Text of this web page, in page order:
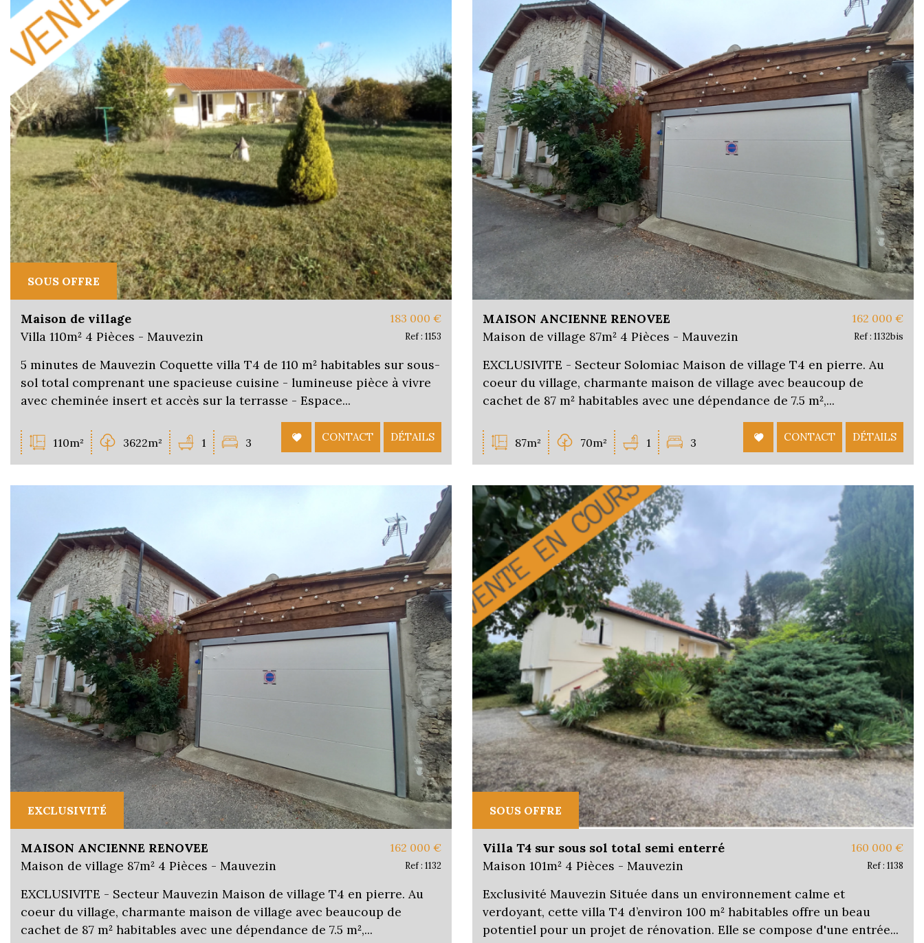
SOUS OFFRE
Maison de village
Villa 110m² 4 Pièces - Mauvezin
183 000 €
Ref : 1153
5 minutes de Mauvezin Coquette villa T4 de 110 m² habitables sur sous-
sol total comprenant une spacieuse cuisine - lumineuse pièce à vivre
avec cheminée insert et accès sur la terrasse - Espace...
110m² 3622m² 1 3 CONTACT DÉTAILS
MAISON ANCIENNE RENOVEE
Maison de village 87m² 4 Pièces - Mauvezin
162 000 €
Ref : 1132bis
EXCLUSIVITE - Secteur Solomiac Maison de village T4 en pierre. Au
coeur du village, charmante maison de village avec beaucoup de
cachet de 87 m² habitables avec une dépendance de 7.5 m²,...
87m² 70m² 1 3 CONTACT DÉTAILS
EXCLUSIVITÉ
MAISON ANCIENNE RENOVEE
Maison de village 87m² 4 Pièces - Mauvezin
162 000 €
Ref : 1132
EXCLUSIVITE - Secteur Mauvezin Maison de village T4 en pierre. Au
coeur du village, charmante maison de village avec beaucoup de
cachet de 87 m² habitables avec une dépendance de 7.5 m²,...
SOUS OFFRE
Villa T4 sur sous sol total semi enterré
Maison 101m² 4 Pièces - Mauvezin
160 000 €
Ref : 1138
Exclusivité Mauvezin Située dans un environnement calme et
verdoyant, cette villa T4 d’environ 100 m² habitables offre un beau
potentiel pour un projet de rénovation. Elle se compose d'une entrée...